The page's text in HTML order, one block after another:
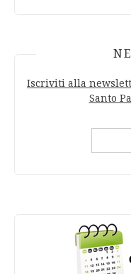
Iscriviti alla
Santo